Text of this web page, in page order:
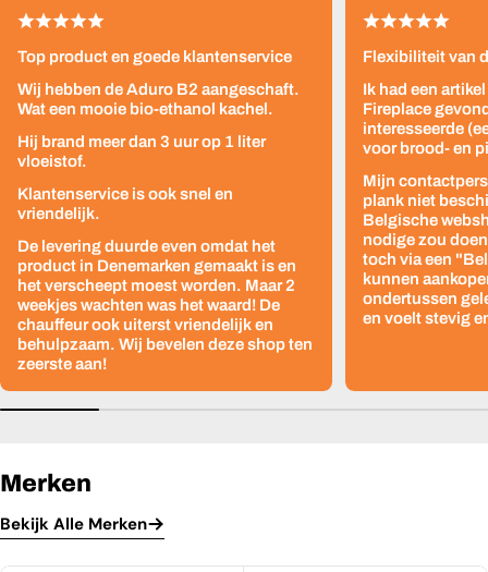
Top product en goede klantenservice
Wij hebben de Aduro B2 aangeschaft.
Wat een mooie bio-ethanol kachel.
Hij brand meer dan 3 uur op 1 liter
vloeistof.
Klantenservice is ook snel en
vriendelijk.
De levering duurde even omdat het
product in Denemarken gemaakt is en
het verscheept moest worden. Maar 2
weekjes wachten was het waard! De
chauffeur ook uiterst vriendelijk en
behulpzaam. Wij bevelen deze shop ten
zeerste aan!
Flexibiliteit van
Ik had een
Fireplace
interesseerde
voor brood- en
Mijn
plank niet
Belgische
nodige zou
toch via een
kunnen
ondertussen
en voelt stevig
Merken
Bekijk Alle Merken